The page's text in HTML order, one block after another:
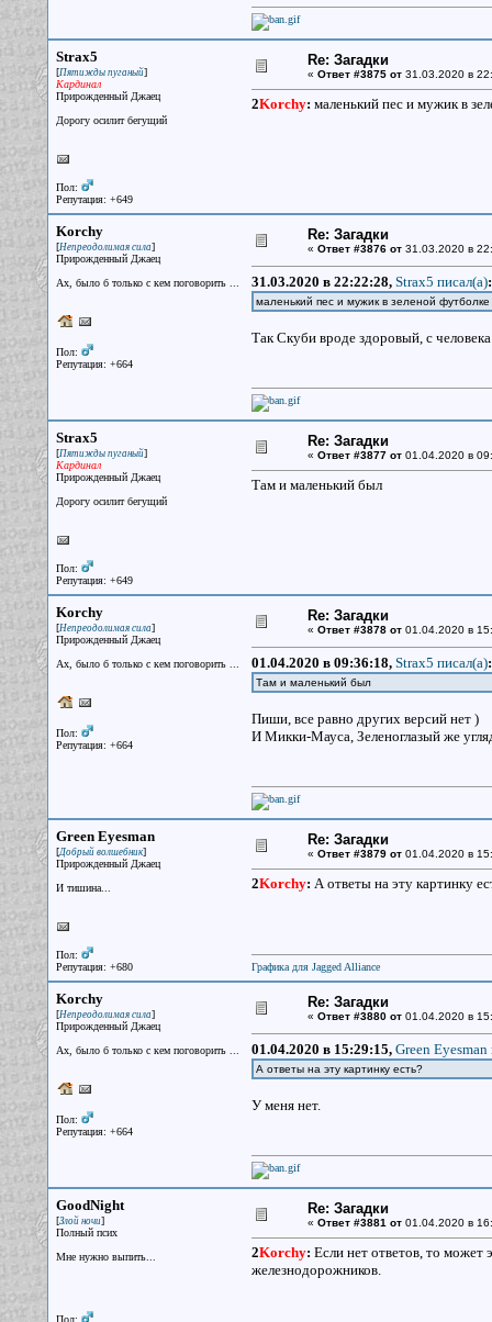
Strax5
[Пятижды пуганый]
Кардинал
Прирожденный Джаец
Дорогу осилит бегущий
Пол:
Репутация: +649
Re: Загадки
« Ответ #3875 от31.03.2020 в
2Korchy: маленький пес и мужик в
Korchy
[Непреодолимая сила]
Прирожденный Джаец
Ах, было б только с кем поговорить ...
Пол:
Репутация: +664
Re: Загадки
« Ответ #3876 от31.03.2020 в
31.03.2020 в 22:22:28, Strax5 писал(a):
маленький пес и мужик в зеленой футболке
Так Скуби вроде здоровый, с
Strax5
[Пятижды пуганый]
Кардинал
Прирожденный Джаец
Дорогу осилит бегущий
Пол:
Репутация: +649
Re: Загадки
« Ответ #3877 от01.04.2020 в
Там и маленький был
Korchy
[Непреодолимая сила]
Прирожденный Джаец
Ах, было б только с кем поговорить ...
Пол:
Репутация: +664
Re: Загадки
« Ответ #3878 от01.04.2020 в
01.04.2020 в 09:36:18, Strax5 писал(a):
Там и маленький был
Пиши, все равно других версий нет )
И Микки-Мауса, Зеленоглазый же
Green Eyesman
[Добрый волшебник]
Прирожденный Джаец
И тишина...
Пол:
Репутация: +680
Re: Загадки
« Ответ #3879 от01.04.2020 в
2Korchy: А ответы на эту картинку
Графика для Jagged Alliance
Korchy
[Непреодолимая сила]
Прирожденный Джаец
Ах, было б только с кем поговорить ...
Пол:
Репутация: +664
Re: Загадки
« Ответ #3880 от01.04.2020 в
01.04.2020 в 15:29:15, Green Eyesman
А ответы на эту картинку есть?
У меня нет.
GoodNight
[Злой ночи]
Полный псих
Мне нужно выпить...
Пол:
Re: Загадки
« Ответ #3881 от01.04.2020 в
2Korchy: Если нет ответов, то может
железнодорожников.